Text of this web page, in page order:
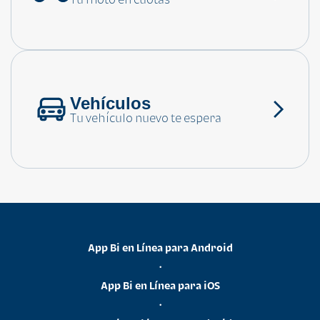
Vehículos
Tu vehículo nuevo te espera
App Bi en Línea para Android
•
App Bi en Línea para iOS
•